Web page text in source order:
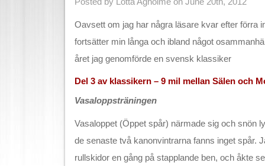
Oavsett om jag har några läsare kvar efter förra
fortsätter min långa och ibland något
året jag genomförde en svensk klassiker
Del 3 av klassikern – 9 mil mellan Sälen och
Vasaloppsträningen
Vasaloppet (Öppet spår) närmade sig och snön
de senaste två kanonvintrarna fanns inget spår.
rullskidor en gång på stapplande ben, och åkte